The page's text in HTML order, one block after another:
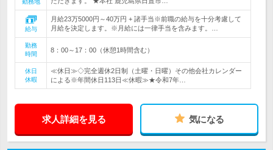
勤務地
給与
月給23万5000円～40万円 + 諸手当※前職の給与を十分考慮して
月給を決定します。※月給には一律手当を含みます。…
勤務
時間
8：00～17：00（休憩1時間含む）
休日
休暇
≪休日≫◇完全週休2日制（土曜・日曜）その他会社カレンダー
による※年間休日113日≪休暇≫★令和7年…
求人詳細を見る 気になる